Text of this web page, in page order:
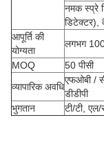
नमक स्प्रे
डिटेक्टर),
आपूर्ति की
योग्यता
लगभग 100
MOQ
50 पीसी
व्यापारिक अवधि
एफओबी /
डीडीपी
भुगतान
टी/टी, एल/